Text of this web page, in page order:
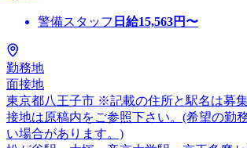
警備スタッフ 日給15,563円〜
勤務地
面接地
東京都八王子市 ※記載の住所と駅名は募
接地は原稿内をご参照下さい。(希望の勤
い場合があります。)